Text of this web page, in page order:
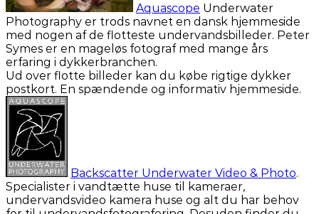
Aquascope Underwater
Photography er trods navnet en dansk hjemmeside
med nogen af de flotteste undervandsbilleder. Peter
Symes er en mageløs fotograf med mange års
erfaring i dykkerbranchen.
Ud over flotte billeder kan du købe rigtige dykker
postkort. En spændende og informativ hjemmeside.
Backscatter Underwater Video & Photo.
Specialister i vandtætte huse til kameraer,
undervandsvideo kamera huse og alt du har behov